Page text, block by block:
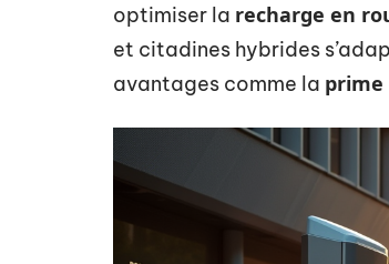
optimiser la recharge en
et citadines hybrides
avantages comme la prime